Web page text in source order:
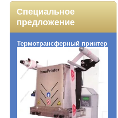
Специальное
предложение
Термотрансферный принтер